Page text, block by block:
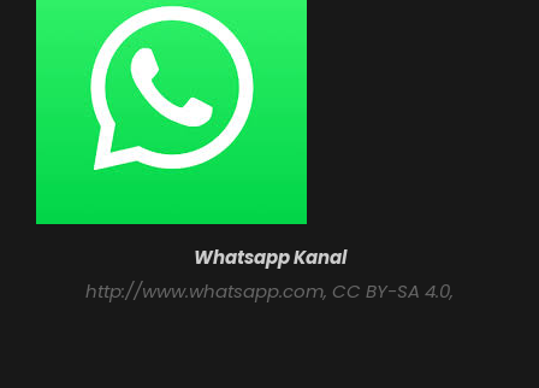
Whatsapp Kanal
http://www.whatsapp.com, CC BY-SA 4.0,